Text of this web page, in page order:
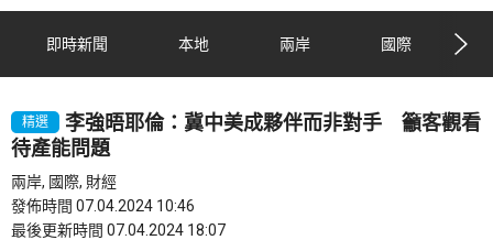
即時新聞 本地 兩岸 國際
精選
李強晤耶倫：冀中美成夥伴而非對手 籲客觀看
待產能問題
兩岸, 國際, 財經
發佈時間 07.04.2024 10:46
最後更新時間 07.04.2024 18:07